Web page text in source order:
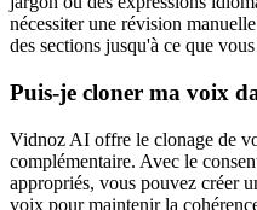
nécessiter une révision
des sections jusqu'à ce que
Puis-je cloner ma voix
Vidnoz AI offre le clonage de
complémentaire. Avec le
appropriés, vous pouvez créer
voix pour maintenir la